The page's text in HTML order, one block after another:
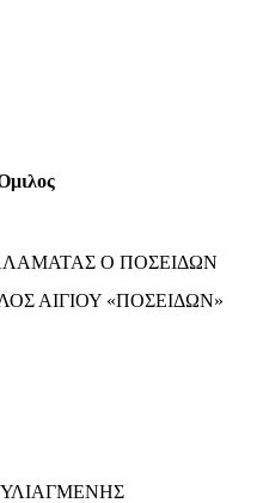
Ο ΠΟΣΕΙΔΩΝ
ΑΙΓΙΟΥ «ΠΟΣΕΙΔΩΝ»